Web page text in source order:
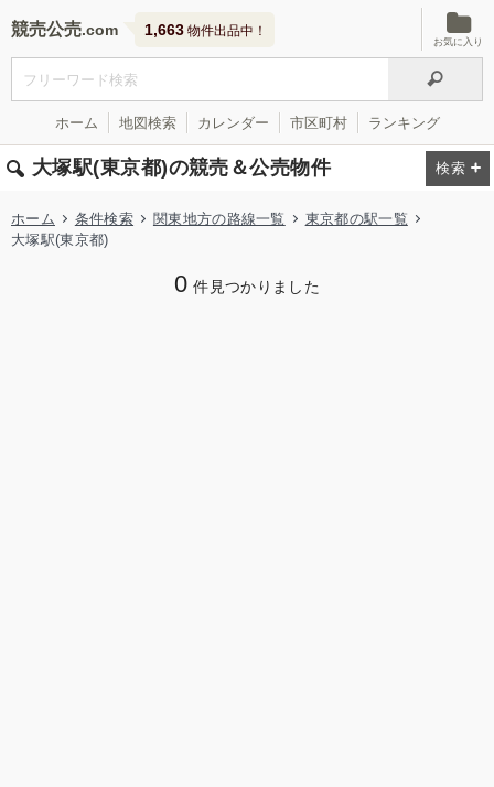
競売公売 1,663 物件出品中！
お気に入り
ホーム 地図検索 カレンダー 市区町村 ランキング
大塚駅(東京都)の競売＆公売物件
ホーム 条件検索 関東地方の路線一覧
東京都の駅一覧
大塚駅(東京都)
0 件見つかりました